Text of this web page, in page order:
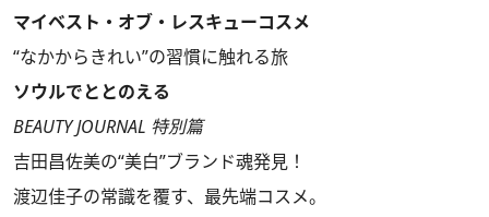
マイベスト・オブ・レスキューコスメ
“なかからきれい”の習慣に触れる旅
ソウルでととのえる
BEAUTY JOURNAL 特別篇
吉田昌佐美の“美白”ブランド魂発見！
渡辺佳子の常識を覆す、最先端コスメ。